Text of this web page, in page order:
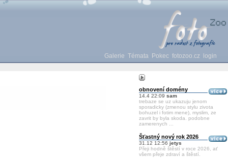
Galerie Témata Pokec fotozoo.cz login
obnovení domény
14.4 22:09 sam
trebaze se uz ukazuju jenom
sporadicky (zmenou stylu zivota
bohuzel i fotim mene), myslim, ze
zavrit by byla skoda. podobne
zamerenych ...
Šťastný nový rok 2026
31.12 12:56 jetys
Přeji hodně štěstí v roce 2026, ať
všem přeje zdraví a štěstí.